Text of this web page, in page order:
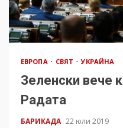
ЕВРОПА СВЯТ УКРАЙНА
Зеленски вече
Радата
БАРИКАДА 22 юли 2019